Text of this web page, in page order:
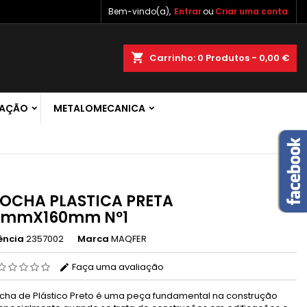
Bem-vindo(a), Entrarou Criar uma conta
shopping_cart Carrinho: 0 Produtos - 0,00 €
METALOMECANICA
PLASTICA PRETA
Nº1
2357002 Marca MAQFER
Faça uma avaliação
de Plástico Preto é uma peça fundamental na construção